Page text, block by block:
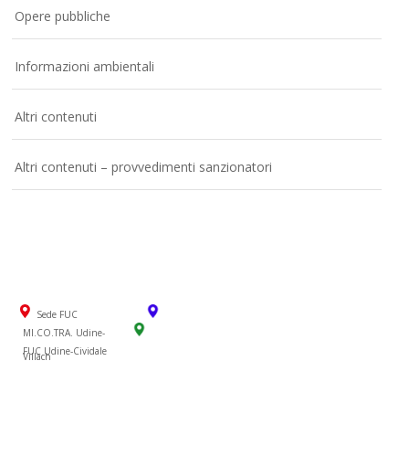
Opere pubbliche
Informazioni ambientali
Altri contenuti
Altri contenuti – provvedimenti sanzionatori
Sede FUC
MI.CO.TRA. Udine-
Villach
FUC Udine-Cividale